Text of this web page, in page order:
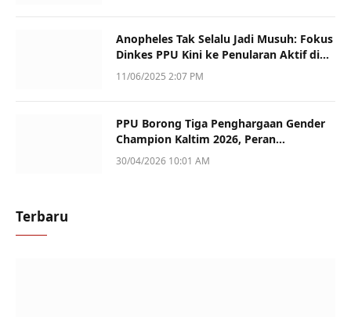
Anopheles Tak Selalu Jadi Musuh: Fokus
Dinkes PPU Kini ke Penularan Aktif di
Sotek
11/06/2025 2:07 PM
PPU Borong Tiga Penghargaan Gender
Champion Kaltim 2026, Peran
Perempuan Jadi Sorotan
30/04/2026 10:01 AM
Terbaru